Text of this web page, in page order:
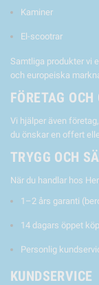
Kaminer
El-scootrar
Samtliga produkter vi
och europeiska
FÖRETAG
Vi hjälper även
du önskar en offert
TRYGG OCH
När du handlar hos
1–2 års garanti
14 dagars öppet
Personlig
KUNDSERVICE